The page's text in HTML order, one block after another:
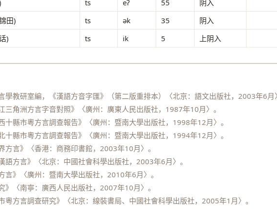
ts eʔ 55
阴入
田) ts ək 35
阴入
) ts ik 5 上阴入
學教研室編，《漢語方音字匯》（第二版重排本）〈北京：語文出版社，2003年6月
三角洲方言字音對照》〈廣州：廣東人民出版社，1987年10月〉。
十縣市粵方言調查報告》〈廣州：暨南大學出版社，1998年12月〉。
十縣市粵方言調查報告》〈廣州：暨南大學出版社，1994年12月〉。
方言》〈香港：商務印書館，2003年10月〉。
語方言》〈北京：中國社會科學出版社，2003年6月〉。
言》〈廣州：暨南大學出版社，2010年6月〉。
》〈南寧：廣西人民出版社，2007年10月〉。
粵方言調查研究》〈北京：線裝書局、中國社會科學出版社，2005年1月〉。